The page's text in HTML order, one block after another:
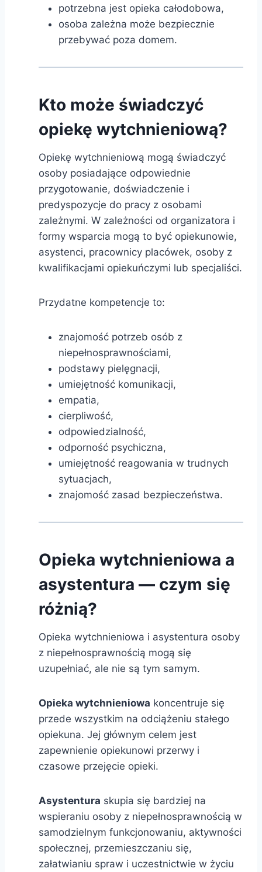
potrzebna jest opieka całodobowa,
osoba zależna może bezpiecznie
przebywać poza domem.
Kto może świadczyć
opiekę wytchnieniową?
Opiekę wytchnieniową mogą świadczyć
osoby posiadające odpowiednie
przygotowanie, doświadczenie i
predyspozycje do pracy z osobami
zależnymi. W zależności od organizatora i
formy wsparcia mogą to być opiekunowie,
asystenci, pracownicy placówek, osoby z
kwalifikacjami opiekuńczymi lub specjaliści.
Przydatne kompetencje to:
znajomość potrzeb osób z
niepełnosprawnościami,
podstawy pielęgnacji,
umiejętność komunikacji,
empatia,
cierpliwość,
odpowiedzialność,
odporność psychiczna,
umiejętność reagowania w trudnych
sytuacjach,
znajomość zasad bezpieczeństwa.
Opieka wytchnieniowa a
asystentura — czym się
różnią?
Opieka wytchnieniowa i asystentura osoby
z niepełnosprawnością mogą się
uzupełniać, ale nie są tym samym.
Opieka wytchnieniowa koncentruje się
przede wszystkim na odciążeniu stałego
opiekuna. Jej głównym celem jest
zapewnienie opiekunowi przerwy i
czasowe przejęcie opieki.
Asystentura skupia się bardziej na
wspieraniu osoby z niepełnosprawnością w
samodzielnym funkcjonowaniu, aktywności
społecznej, przemieszczaniu się,
załatwianiu spraw i uczestnictwie w życiu